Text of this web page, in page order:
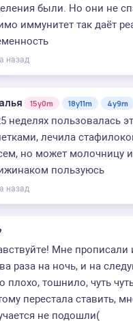
были. Но они не
иммунитет так даёт
назад
15y0m 18y11m 4y9m
неделях пользовалась
лечила
но может молочницу и
пользуюсь
назад
Мне прописали
раза на ночь, и на
плохо, тошнило, чуть
перестала ставить,
не подошли(